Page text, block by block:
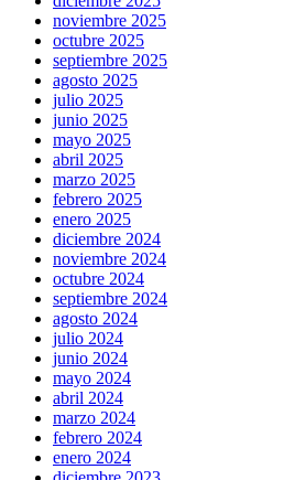
noviembre 2025
octubre 2025
septiembre 2025
agosto 2025
julio 2025
junio 2025
mayo 2025
abril 2025
marzo 2025
febrero 2025
enero 2025
diciembre 2024
noviembre 2024
octubre 2024
septiembre 2024
agosto 2024
julio 2024
junio 2024
mayo 2024
abril 2024
marzo 2024
febrero 2024
enero 2024